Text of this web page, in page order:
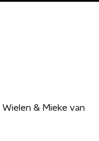
& Mieke van